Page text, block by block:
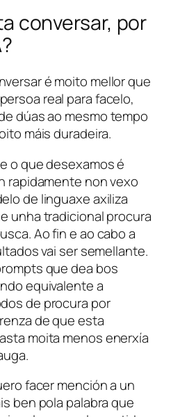
conversar, por
é moito mellor que
real para facelo,
dúas ao mesmo tempo
máis duradeira.
o que desexamos é
rapidamente non vexo
de linguaxe axiliza
unha tradicional procura
Ao fin e ao cabo a
vai ser semellante.
que dea bos
equivalente a
de procura por
de que esta
moita menos enerxía
facer mención a un
ben pola palabra que